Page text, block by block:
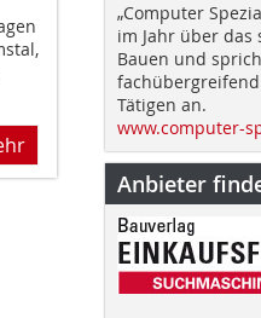
„Computer
im Jahr über
Bauen und
Tätigen an.
www.computer-
Anbieter